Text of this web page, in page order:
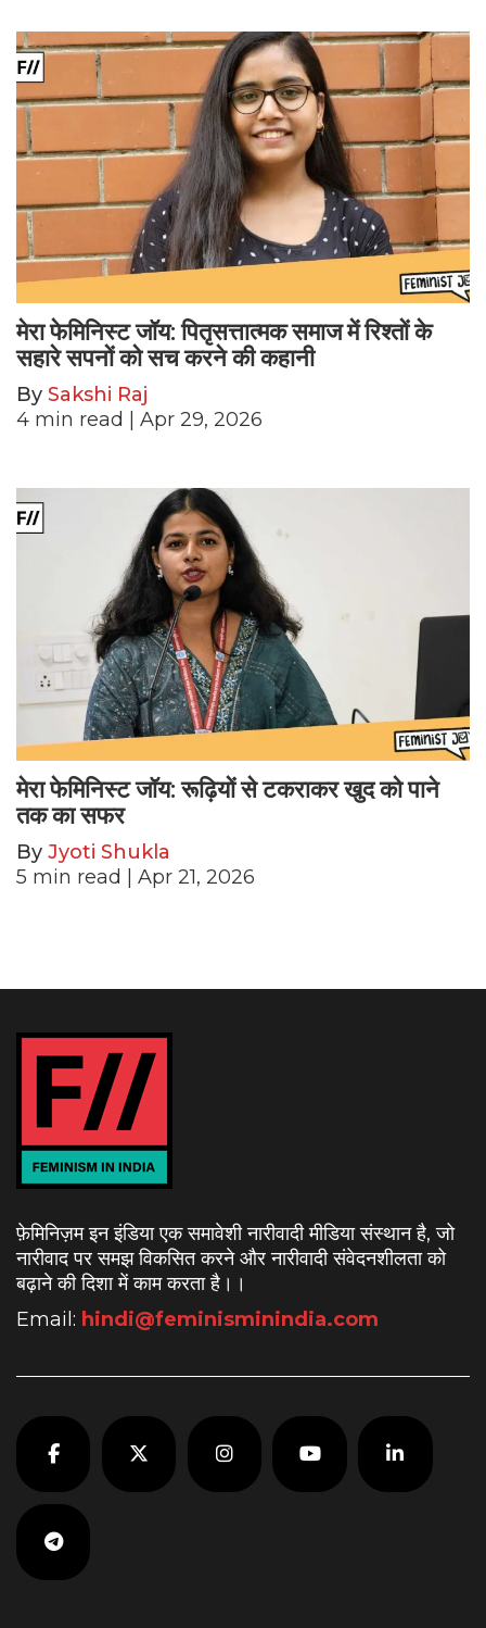
मेरा फेमिनिस्ट जॉय: पितृसत्तात्मक समाज में रिश्तों के
सहारे सपनों को सच करने की कहानी
By Sakshi Raj
4 min read | Apr 29, 2026
मेरा फेमिनिस्ट जॉय: रूढ़ियों से टकराकर खुद को पाने
तक का सफर
By Jyoti Shukla
5 min read | Apr 21, 2026
फ़ेमिनिज़म इन इंडिया एक समावेशी नारीवादी मीडिया संस्थान है, जो
नारीवाद पर समझ विकसित करने और नारीवादी संवेदनशीलता को
बढ़ाने की दिशा में काम करता है। ।
Email: hindi@feminisminindia.com